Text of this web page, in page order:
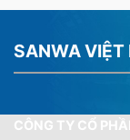
SANWA VIỆT
CÔNG TY CỔ